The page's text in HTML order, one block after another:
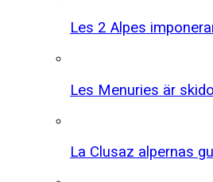
Les 2 Alpes
Les Menuries är
La Clusaz alpernas